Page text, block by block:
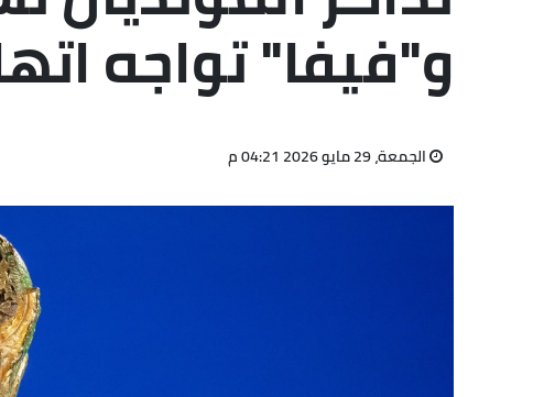
و"فيفا" تواجه
الجمعة، 29 مايو 2026 04:21 م